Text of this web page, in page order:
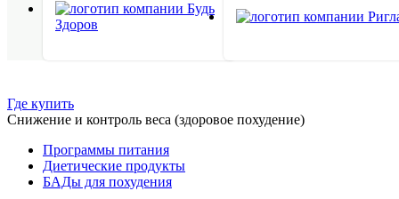
Где купить
Снижение и контроль веса (здоровое похудение)
Программы питания
Диетические продукты
БАДы для похудения